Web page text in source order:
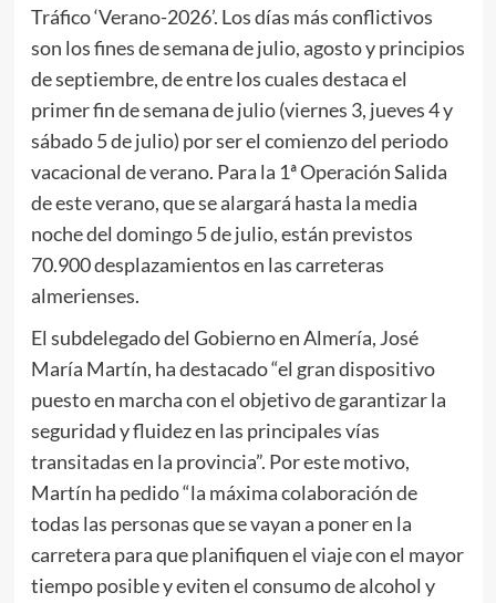
Tráfico ‘Verano-2026’. Los días más conflictivos
son los fines de semana de julio, agosto y principios
de septiembre, de entre los cuales destaca el
primer fin de semana de julio (viernes 3, jueves 4 y
sábado 5 de julio) por ser el comienzo del periodo
vacacional de verano. Para la 1ª Operación Salida
de este verano, que se alargará hasta la media
noche del domingo 5 de julio, están previstos
70.900 desplazamientos en las carreteras
almerienses.
El subdelegado del Gobierno en Almería, José
María Martín, ha destacado “el gran dispositivo
puesto en marcha con el objetivo de garantizar la
seguridad y fluidez en las principales vías
transitadas en la provincia”. Por este motivo,
Martín ha pedido “la máxima colaboración de
todas las personas que se vayan a poner en la
carretera para que planifiquen el viaje con el mayor
tiempo posible y eviten el consumo de alcohol y